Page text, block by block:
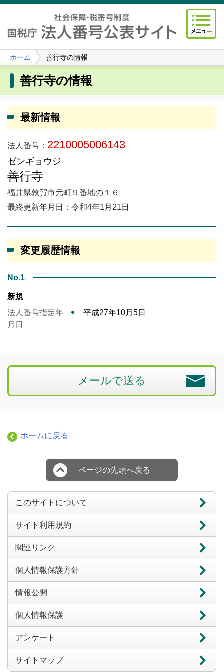
ホーム 善行寺の情報
善行寺の情報
最新情報
法人番号： 2210005006143
ゼンギョウジ
善行寺
福井県敦賀市元町９番地の１６
最終更新年月日：令和4年1月21日
変更履歴情報
No.1
新規
法人番号指定年
月日
平成27年10月5日
メールで送る
ホームに戻る
ページの先頭へ戻る
このサイトについて
サイト利用規約
関連リンク
個人情報保護方針
情報公開
個人情報保護
アンケート
サイトマップ